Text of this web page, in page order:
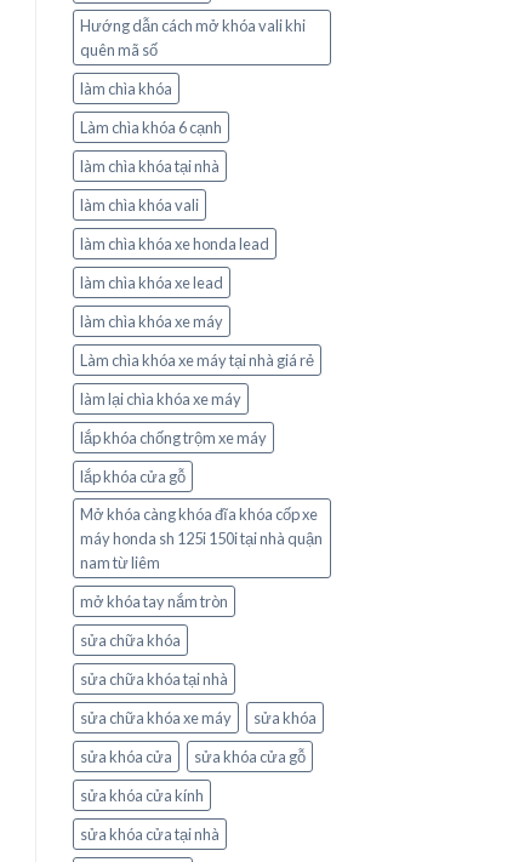
Hướng dẫn cách mở khóa vali khi
quên mã số
làm chìa khóa
Làm chìa khóa 6 cạnh
làm chìa khóa tại nhà
làm chìa khóa vali
làm chìa khóa xe honda lead
làm chìa khóa xe lead
làm chìa khóa xe máy
Làm chìa khóa xe máy tại nhà giá rẻ
làm lại chìa khóa xe máy
lắp khóa chống trộm xe máy
lắp khóa cửa gỗ
Mở khóa càng khóa đĩa khóa cốp xe
máy honda sh 125i 150i tại nhà quận
nam từ liêm
mở khóa tay nắm tròn
sửa chữa khóa
sửa chữa khóa tại nhà
sửa chữa khóa xe máy
sửa khóa
sửa khóa cửa
sửa khóa cửa gỗ
sửa khóa cửa kính
sửa khóa cửa tại nhà